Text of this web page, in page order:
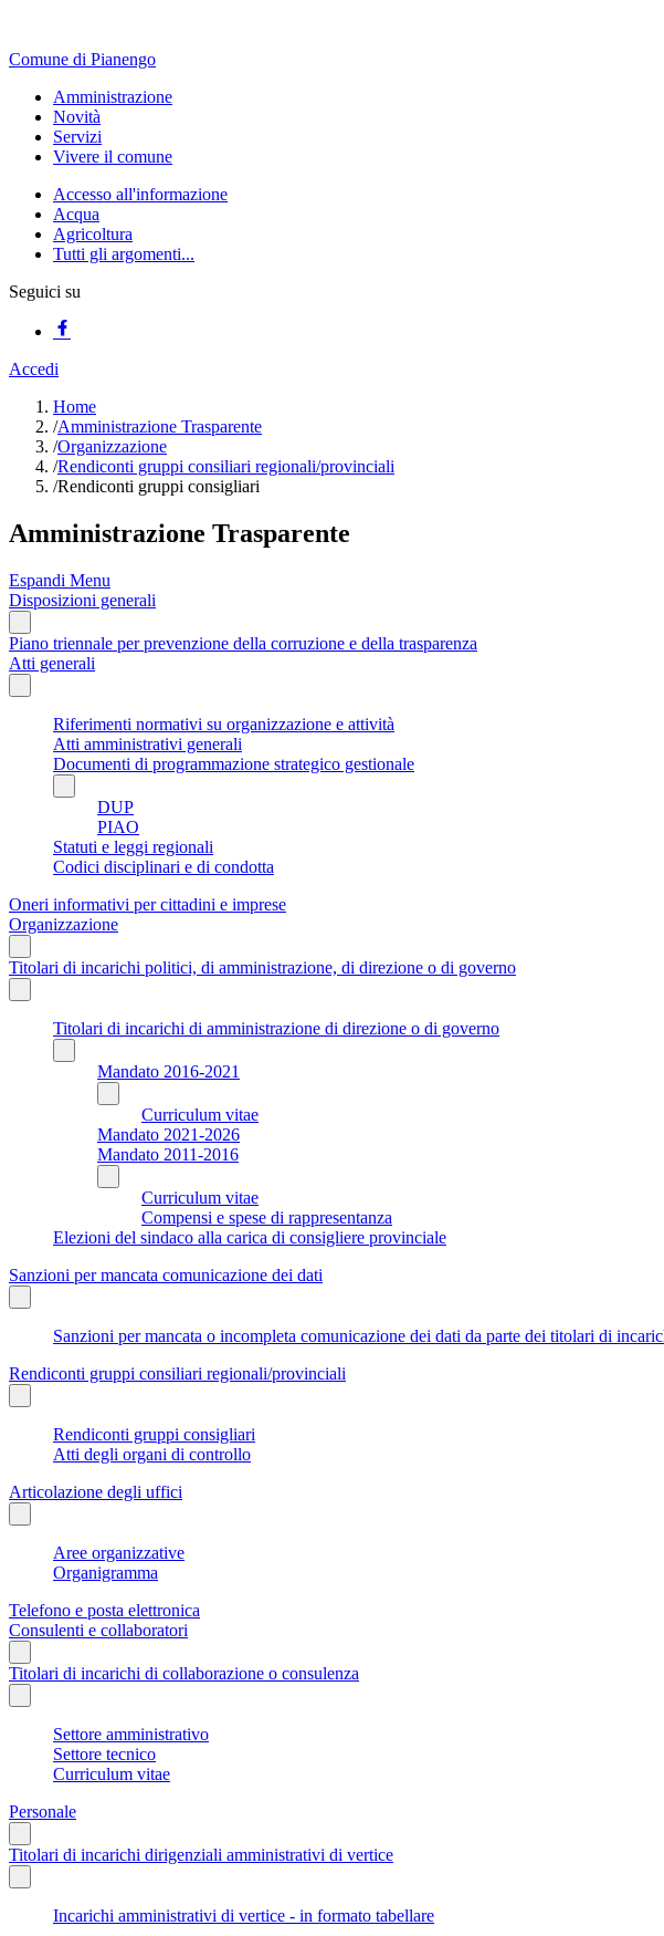
Comune di Pianengo
Amministrazione
Novità
Servizi
Vivere il comune
Accesso all'informazione
Acqua
Agricoltura
Tutti gli argomenti...
Seguici su
Accedi
Home
/Amministrazione Trasparente
/Organizzazione
/Rendiconti gruppi consiliari regionali/provinciali
/Rendiconti gruppi consigliari
Amministrazione Trasparente
Espandi Menu
Disposizioni generali
Piano triennale per prevenzione della corruzione e della trasparenza
Atti generali
Riferimenti normativi su organizzazione e attività
Atti amministrativi generali
Documenti di programmazione strategico gestionale
DUP
PIAO
Statuti e leggi regionali
Codici disciplinari e di condotta
Oneri informativi per cittadini e imprese
Organizzazione
Titolari di incarichi politici, di amministrazione, di direzione o di governo
Titolari di incarichi di amministrazione di direzione o di governo
Mandato 2016-2021
Curriculum vitae
Mandato 2021-2026
Mandato 2011-2016
Curriculum vitae
Compensi e spese di rappresentanza
Elezioni del sindaco alla carica di consigliere provinciale
Sanzioni per mancata comunicazione dei dati
Sanzioni per mancata o incompleta comunicazione dei dati da parte dei titolari di
Rendiconti gruppi consiliari regionali/provinciali
Rendiconti gruppi consigliari
Atti degli organi di controllo
Articolazione degli uffici
Aree organizzative
Organigramma
Telefono e posta elettronica
Consulenti e collaboratori
Titolari di incarichi di collaborazione o consulenza
Settore amministrativo
Settore tecnico
Curriculum vitae
Personale
Titolari di incarichi dirigenziali amministrativi di vertice
Incarichi amministrativi di vertice - in formato tabellare